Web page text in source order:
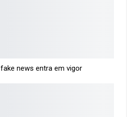
news entra em vigor